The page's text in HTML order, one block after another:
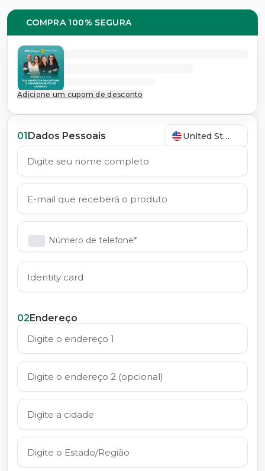
01Dados Pessoais United States
Número de telefone*
02Endereço
COMPRA 100% SEGURA
Adicione um cupom de desconto